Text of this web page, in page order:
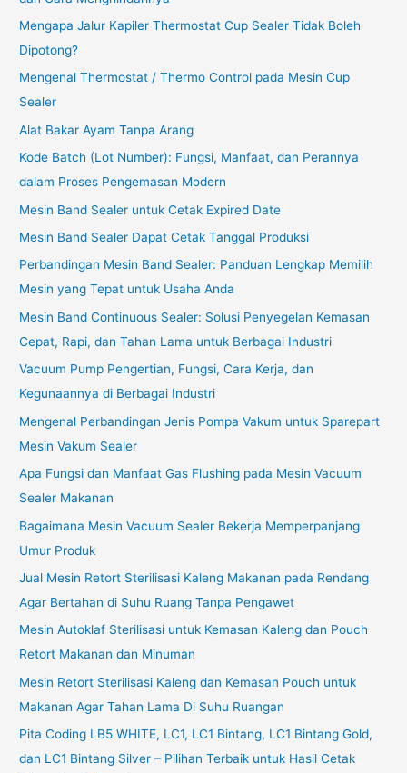
Mengapa Jalur Kapiler Thermostat Cup Sealer Tidak Boleh
Dipotong?
Mengenal Thermostat / Thermo Control pada Mesin Cup
Sealer
Alat Bakar Ayam Tanpa Arang
Kode Batch (Lot Number): Fungsi, Manfaat, dan Perannya
dalam Proses Pengemasan Modern
Mesin Band Sealer untuk Cetak Expired Date
Mesin Band Sealer Dapat Cetak Tanggal Produksi
Perbandingan Mesin Band Sealer: Panduan Lengkap Memilih
Mesin yang Tepat untuk Usaha Anda
Mesin Band Continuous Sealer: Solusi Penyegelan Kemasan
Cepat, Rapi, dan Tahan Lama untuk Berbagai Industri
Vacuum Pump Pengertian, Fungsi, Cara Kerja, dan
Kegunaannya di Berbagai Industri
Mengenal Perbandingan Jenis Pompa Vakum untuk Sparepart
Mesin Vakum Sealer
Apa Fungsi dan Manfaat Gas Flushing pada Mesin Vacuum
Sealer Makanan
Bagaimana Mesin Vacuum Sealer Bekerja Memperpanjang
Umur Produk
Jual Mesin Retort Sterilisasi Kaleng Makanan pada Rendang
Agar Bertahan di Suhu Ruang Tanpa Pengawet
Mesin Autoklaf Sterilisasi untuk Kemasan Kaleng dan Pouch
Retort Makanan dan Minuman
Mesin Retort Sterilisasi Kaleng dan Kemasan Pouch untuk
Makanan Agar Tahan Lama Di Suhu Ruangan
Pita Coding LB5 WHITE, LC1, LC1 Bintang, LC1 Bintang Gold,
dan LC1 Bintang Silver – Pilihan Terbaik untuk Hasil Cetak